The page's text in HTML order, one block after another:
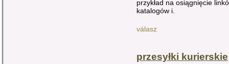
przykład na osiągnięcie
katalogów i.
válasz
przesyłki kurierskie